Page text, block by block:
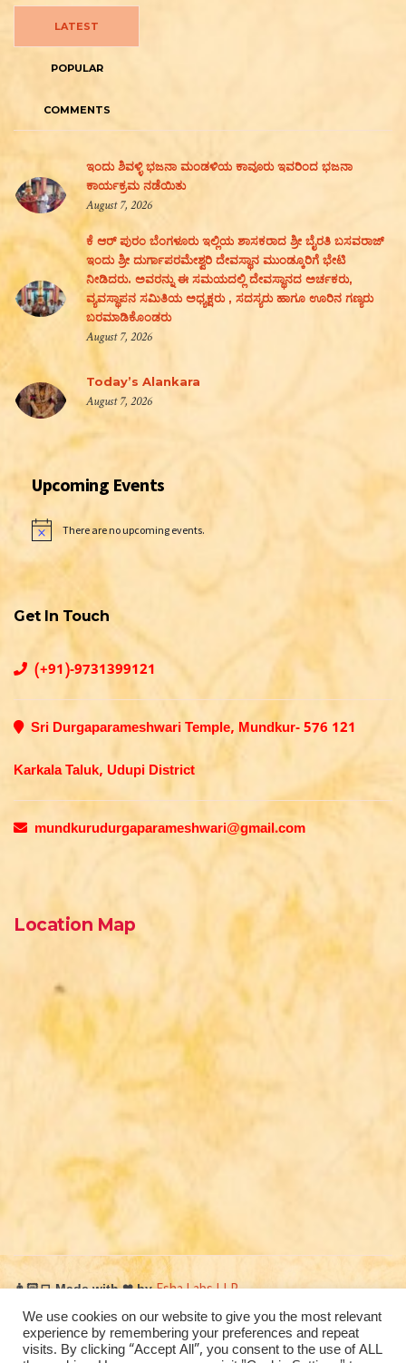
LATEST
POPULAR
COMMENTS
ಇಂದು ಶಿವಳ್ಳಿ ಭಜನಾ ಮಂಡಳಿಯ ಕಾವೂರು ಇವರಿಂದ ಭಜನಾ
ಕಾರ್ಯಕ್ರಮ ನಡೆಯಿತು
August 7, 2026
ಕೆ ಆರ್ ಪುರಂ ಬೆಂಗಳೂರು ಇಲ್ಲಿಯ ಶಾಸಕರಾದ ಶ್ರೀ ಬೈರತಿ ಬಸವರಾಜ್
ಇಂದು ಶ್ರೀ ದುರ್ಗಾಪರಮೇಶ್ವರಿ ದೇವಸ್ಥಾನ ಮುಂಡ್ಕೂರಿಗೆ ಭೇಟಿ
ನೀಡಿದರು. ಅವರನ್ನು ಈ ಸಮಯದಲ್ಲಿ ದೇವಸ್ಥಾನದ ಅರ್ಚಕರು,
ವ್ಯವಸ್ಥಾಪನ ಸಮಿತಿಯ ಅಧ್ಯಕ್ಷರು , ಸದಸ್ಯರು ಹಾಗೂ ಊರಿನ ಗಣ್ಯರು
ಬರಮಾಡಿಕೊಂಡರು
August 7, 2026
Today’s Alankara
August 7, 2026
Upcoming Events
NoticeThere are no upcoming events.
Get In Touch
(+91)-9731399121
Sri Durgaparameshwari Temple, Mundkur- 576 121
Karkala Taluk, Udupi District
mundkurudurgaparameshwari@gmail.com
Location Map
👨🏻‍💻 Made with❤byEsha Labs LLP
© Mundkur Sri
We use cookies on our website to give you the most relevant
experience by remembering your preferences and repeat
visits. By clicking “Accept All”, you consent to the use of ALL